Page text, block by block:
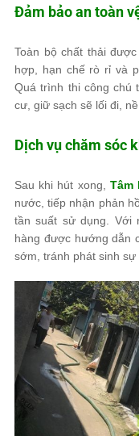
Đảm bảo an toàn
Toàn bộ chất thải
hợp, hạn chế rò rỉ và
Quá trình thi công chú
cư, giữ sạch sẽ lối đi,
Dịch vụ chăm sóc
Sau khi hút xong, Tâm
nước, tiếp nhận phản
tần suất sử dụng. Với
hàng được hướng dẫn
sớm, tránh phát sinh sự